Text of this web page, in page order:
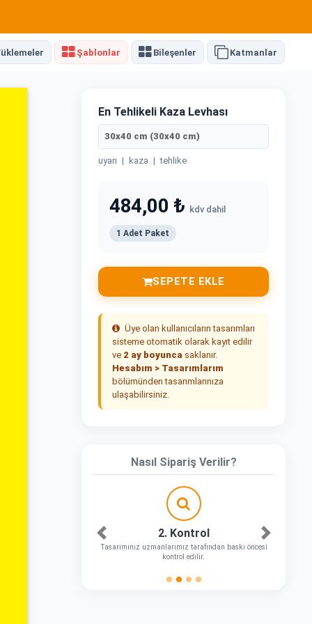
Şablonlar Bileşenler Katmanlar
En Tehlikeli Kaza Levhası
30x40 cm (30x40 cm)
uyarı | kaza | tehlike
484,00 ₺ kdv dahil
1 Adet Paket
SEPETE EKLE
Üye olan kullanıcıların tasarımları
sisteme otomatik olarak kayıt edilir
ve 2 ay boyunca saklanır.
Hesabım > Tasarımlarım
bölümünden tasarımlarınıza
ulaşabilirsiniz.
Nasıl Sipariş Verilir?
2. Kontrol
Tasarımınız uzmanlarımız tarafından baskı öncesi
kontrol edilir.
Önceki Sonraki